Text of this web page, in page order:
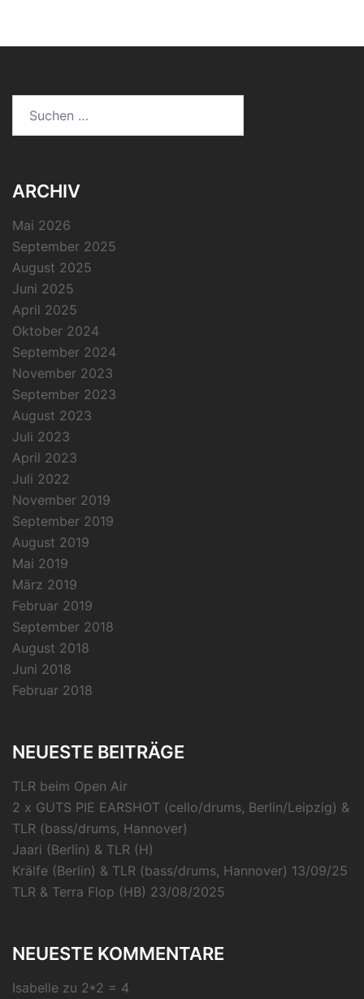
ARCHIV
Mai 2026
September 2025
August 2025
Juni 2025
April 2025
Oktober 2024
September 2024
November 2023
September 2023
August 2023
Juli 2023
April 2023
Juli 2022
November 2019
September 2019
August 2019
Mai 2019
März 2019
Februar 2019
September 2018
August 2018
Juni 2018
Februar 2018
NEUESTE BEITRÄGE
TLR beim Open Air
2 x GUTS PIE EARSHOT (cello/drums, Berlin/Leipzig) &
TLR (bass/drums, Hannover)
Jaari (Berlin) & TLR (H)
Krälfe (Berlin) & TLR (bass/drums, Hannover) 13/09/25
TLR & Terra Flop (HB) 23/08/2025
NEUESTE KOMMENTARE
Isabelle zu 2*2 = 4